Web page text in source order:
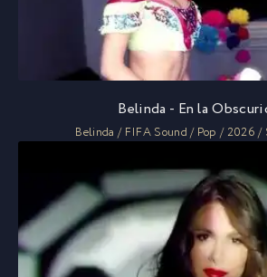
Belinda - En la
Belinda / FIFA Sound / Pop / 2026 /